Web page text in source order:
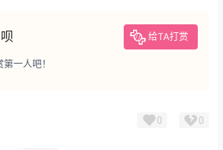
给TA打赏
一人吧！
0 0